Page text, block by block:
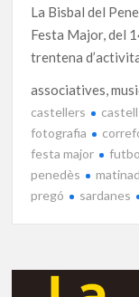
La Bisbal del
Festa Major, del
trentena
associatives,
castellers
fotografia
festa major
penedès
pregó
sardanes